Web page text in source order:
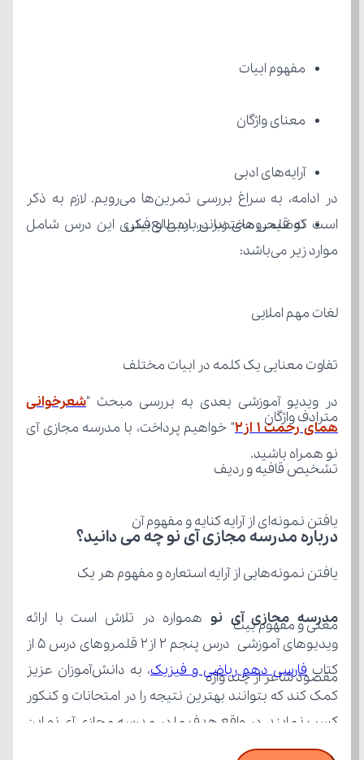
مفهوم ابیات
معنای واژگان
آرایه‌های ادبی
توضیحی مختصر درباره طالع‌بینی
موارد زیر می‌باشد:
لغات مهم املایی
تفاوت معنایی یک کلمه در ابیات مختلف
مترادف واژگان
تشخیص قافیه و ردیف
یافتن نمونه‌ای از آرایه کنایه و مفهوم آن
یافتن نمونه‌هایی از آرایه استعاره و مفهوم هر یک
معنی و مفهوم بیت
مقصود شاعر از چند واژه
در ویدیو آموزشی بعدی به بررسی مبحث "
همای رحمت 1 از2
نو همراه باشید.
درباره مدرسه مجازی آی نو چه می‌ دانید؟
مدرسه مجازی آی نو
کتاب فارسی دهم ریاضی و فیزیک